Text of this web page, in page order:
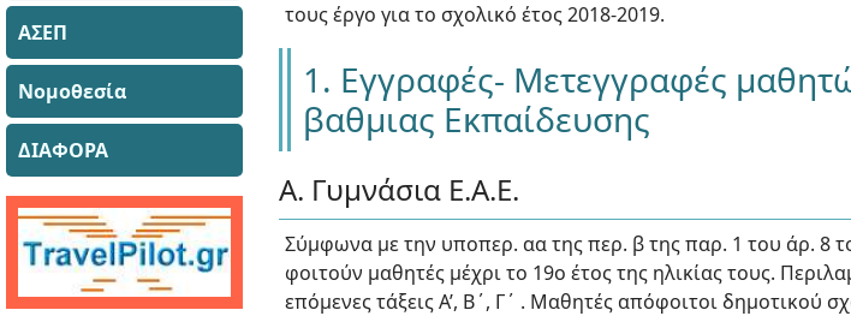
ΑΣΕΠ
Νομοθεσία
ΔΙΑΦΟΡΑ
τους έργο για το σχολικό έτος 2018-2019.
1. Εγγραφές- Μετεγγραφές
βαθμιας Εκπαίδευσης
Α. Γυμνάσια Ε.Α.Ε.
Σύμφωνα με την υποπερ. αα της περ. β της παρ. 1 του άρ. 8
φοιτούν μαθητές μέχρι το 19ο έτος της ηλικίας τους.
επόμενες τάξεις Α’, Β΄, Γ΄ . Μαθητές απόφοιτοι δημοτικού